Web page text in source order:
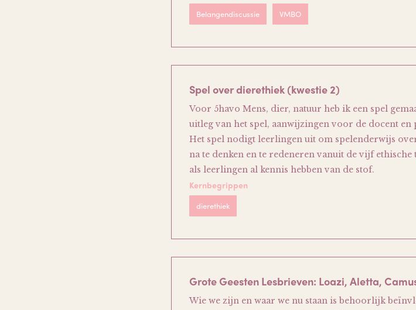
Belangendiscussie VMBO
Spel over dierethiek (kwestie 2)
Voor 5havo Mens, dier, natuur heb ik een spel
uitleg van het spel, aanwijzingen voor de docent en
Het spel nodigt leerlingen uit om spelenderwijs
na te denken en te redeneren vanuit de vijf
als leerlingen al kennis hebben van de stof.
Kernbegrippen
dierethiek
Grote Geesten Lesbrieven: Loazi, Aletta,
Wie we zijn en waar we nu staan is behoorlijk